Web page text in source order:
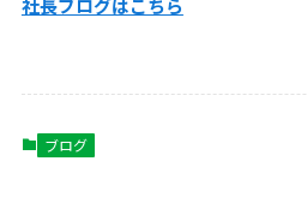
社長ブログはこちら
ブログ